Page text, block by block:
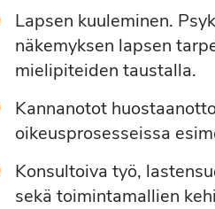
Lapsen kuuleminen.
näkemyksen lapsen
mielipiteiden taustalla.
Kannanotot
oikeusprosesseissa
Konsultoiva työ,
sekä toimintamallien